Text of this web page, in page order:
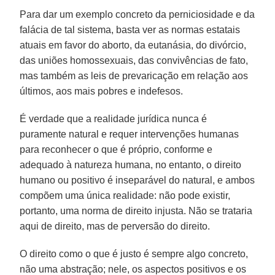
Para dar um exemplo concreto da perniciosidade e da
falácia de tal sistema, basta ver as normas estatais
atuais em favor do aborto, da eutanásia, do divórcio,
das uniões homossexuais, das convivências de fato,
mas também as leis de prevaricação em relação aos
últimos, aos mais pobres e indefesos.
É verdade que a realidade jurídica nunca é
puramente natural e requer intervenções humanas
para reconhecer o que é próprio, conforme e
adequado à natureza humana, no entanto, o direito
humano ou positivo é inseparável do natural, e ambos
compõem uma única realidade: não pode existir,
portanto, uma norma de direito injusta. Não se trataria
aqui de direito, mas de perversão do direito.
O direito como o que é justo é sempre algo concreto,
não uma abstração; nele, os aspectos positivos e os